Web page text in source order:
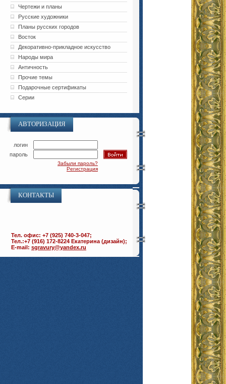
Чертежи и планы
Русские художники
Планы русских городов
Восток
Декоративно-прикладное искусство
Народы мира
Античность
Прочие темы
Подарочные сертификаты
Серии
АВТОРИЗАЦИЯ
логин
пароль
Забыли пароль?
Регистрация
КОНТАКТЫ
Тел. офис: +7 (925) 740-3-047;
Тел.:+7 (916) 172-8224 Екатерина (дизайн);
E-mail: sgravury@yandex.ru